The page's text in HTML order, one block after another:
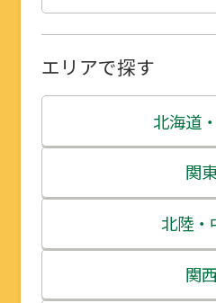
エリアで探す
北海道
北海
青森
岩手県
関
茨城
栃木県
北陸・
新潟県
関西